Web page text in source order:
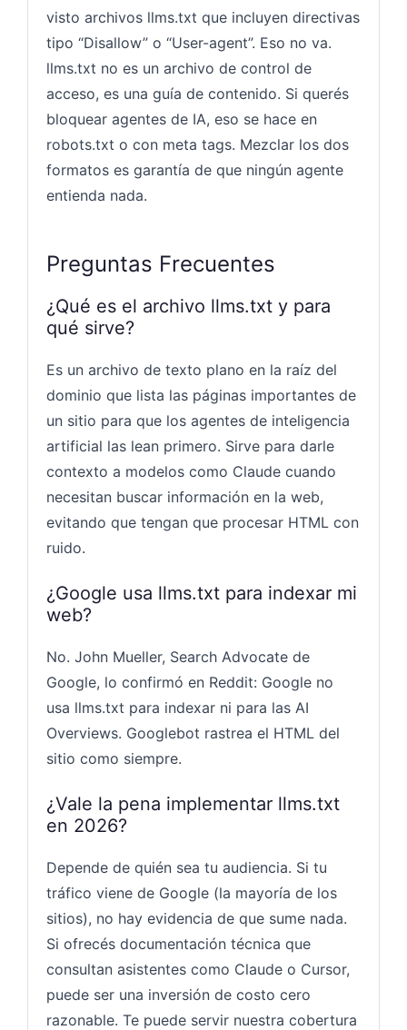
visto archivos llms.txt que incluyen directivas
tipo “Disallow” o “User-agent”. Eso no va.
llms.txt no es un archivo de control de
acceso, es una guía de contenido. Si querés
bloquear agentes de IA, eso se hace en
robots.txt o con meta tags. Mezclar los dos
formatos es garantía de que ningún agente
entienda nada.
Preguntas Frecuentes
¿Qué es el archivo llms.txt y para
qué sirve?
Es un archivo de texto plano en la raíz del
dominio que lista las páginas importantes de
un sitio para que los agentes de inteligencia
artificial las lean primero. Sirve para darle
contexto a modelos como Claude cuando
necesitan buscar información en la web,
evitando que tengan que procesar HTML con
ruido.
¿Google usa llms.txt para indexar mi
web?
No. John Mueller, Search Advocate de
Google, lo confirmó en Reddit: Google no
usa llms.txt para indexar ni para las AI
Overviews. Googlebot rastrea el HTML del
sitio como siempre.
¿Vale la pena implementar llms.txt
en 2026?
Depende de quién sea tu audiencia. Si tu
tráfico viene de Google (la mayoría de los
sitios), no hay evidencia de que sume nada.
Si ofrecés documentación técnica que
consultan asistentes como Claude o Cursor,
puede ser una inversión de costo cero
razonable. Te puede servir nuestra cobertura